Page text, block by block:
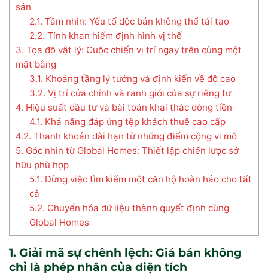
sản
2.1. Tầm nhìn: Yếu tố độc bản không thể tái tạo
2.2. Tính khan hiếm định hình vị thế
3. Tọa độ vật lý: Cuộc chiến vị trí ngay trên cùng một
mặt bằng
3.1. Khoảng tầng lý tưởng và định kiến về độ cao
3.2. Vị trí cửa chính và ranh giới của sự riêng tư
4. Hiệu suất đầu tư và bài toán khai thác dòng tiền
4.1. Khả năng đáp ứng tệp khách thuê cao cấp
4.2. Thanh khoản dài hạn từ những điểm cộng vi mô
5. Góc nhìn từ Global Homes: Thiết lập chiến lược sở
hữu phù hợp
5.1. Dừng việc tìm kiếm một căn hộ hoàn hảo cho tất
cả
5.2. Chuyển hóa dữ liệu thành quyết định cùng
Global Homes
1. Giải mã sự chênh lệch: Giá bán không
chỉ là phép nhân của diện tích